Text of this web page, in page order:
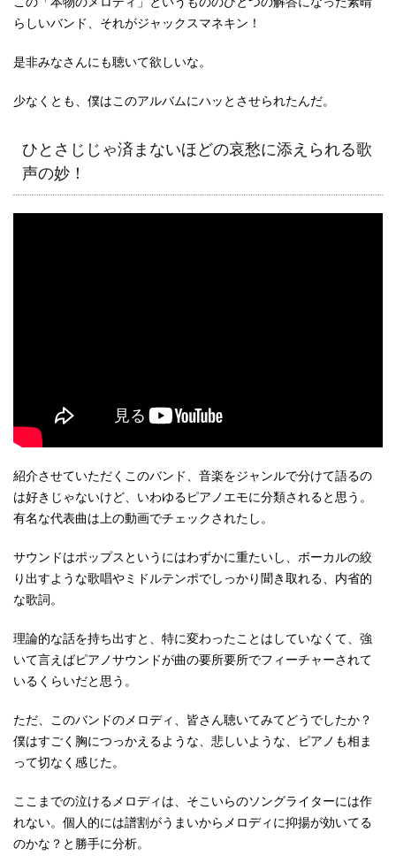
らしいバンド、それがジャックスマネキン！
是非みなさんにも聴いて欲しいな。
少なくとも、僕はこのアルバムにハッとさせられたんだ。
ひとさじじゃ済まないほどの哀愁に添えられる歌
声の妙！
紹介させていただくこのバンド、音楽をジャンルで分けて語るの
は好きじゃないけど、いわゆるピアノエモに分類されると思う。
有名な代表曲は上の動画でチェックされたし。
サウンドはポップスというにはわずかに重たいし、ボーカルの絞
り出すような歌唱やミドルテンポでしっかり聞き取れる、内省的
な歌詞。
理論的な話を持ち出すと、特に変わったことはしていなくて、強
いて言えばピアノサウンドが曲の要所要所でフィーチャーされて
いるくらいだと思う。
ただ、このバンドのメロディ、皆さん聴いてみてどうでしたか？
僕はすごく胸につっかえるような、悲しいような、ピアノも相ま
って切なく感じた。
ここまでの泣けるメロディは、そこいらのソングライターには作
れない。個人的には譜割がうまいからメロディに抑揚が効いてる
のかな？と勝手に分析。